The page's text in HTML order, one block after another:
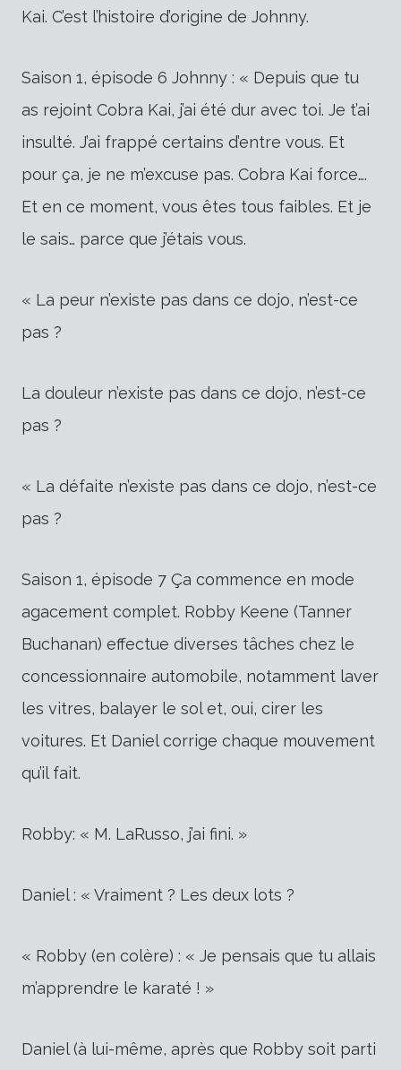
Kai. C’est l’histoire d’origine de Johnny.
Saison 1, épisode 6 Johnny : « Depuis que tu
as rejoint Cobra Kai, j’ai été dur avec toi. Je t’ai
insulté. J’ai frappé certains d’entre vous. Et
pour ça, je ne m’excuse pas. Cobra Kai force….
Et en ce moment, vous êtes tous faibles. Et je
le sais… parce que j’étais vous.
« La peur n’existe pas dans ce dojo, n’est-ce
pas ?
La douleur n’existe pas dans ce dojo, n’est-ce
pas ?
« La défaite n’existe pas dans ce dojo, n’est-ce
pas ?
Saison 1, épisode 7 Ça commence en mode
agacement complet. Robby Keene (Tanner
Buchanan) effectue diverses tâches chez le
concessionnaire automobile, notamment laver
les vitres, balayer le sol et, oui, cirer les
voitures. Et Daniel corrige chaque mouvement
qu’il fait.
Robby: « M. LaRusso, j’ai fini. »
Daniel : « Vraiment ? Les deux lots ?
« Robby (en colère) : « Je pensais que tu allais
m’apprendre le karaté ! »
Daniel (à lui-même, après que Robby soit parti